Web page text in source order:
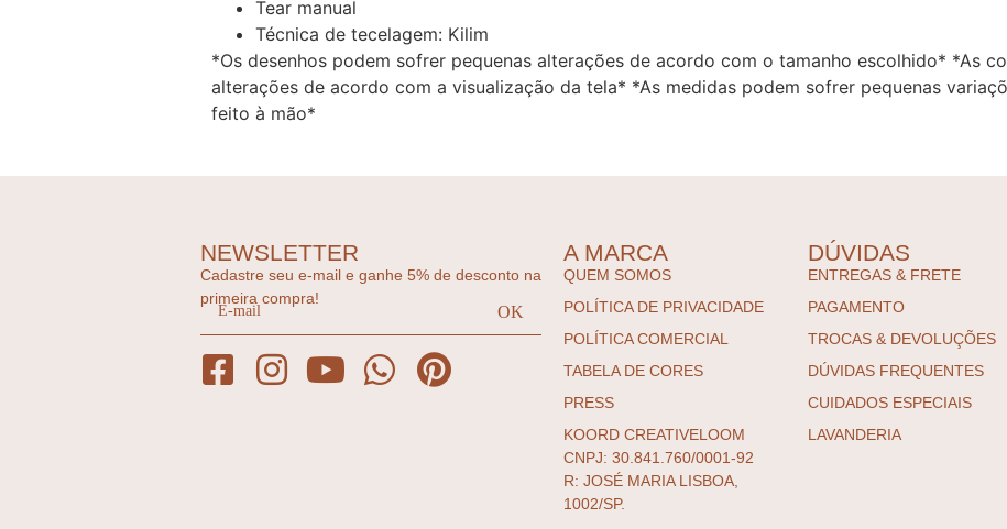
Tear manual
Técnica de tecelagem: Kilim
*Os desenhos podem sofrer pequenas alterações de acordo com o tamanho escolhido* *As
alterações de acordo com a visualização da tela* *As medidas podem sofrer pequenas
feito à mão*
NEWSLETTER
Cadastre seu e-mail e ganhe 5% de desconto na
primeira compra!
A MARCA
QUEM SOMOS
POLÍTICA DE PRIVACIDADE
POLÍTICA COMERCIAL
TABELA DE CORES
PRESS
KOORD CREATIVELOOM
CNPJ: 30.841.760/0001-92
R: JOSÉ MARIA LISBOA,
1002/SP.
DÚVIDAS
ENTREGAS & FRETE
PAGAMENTO
TROCAS & DEVOLUÇÕES
DÚVIDAS FREQUENTES
CUIDADOS ESPECIAIS
LAVANDERIA